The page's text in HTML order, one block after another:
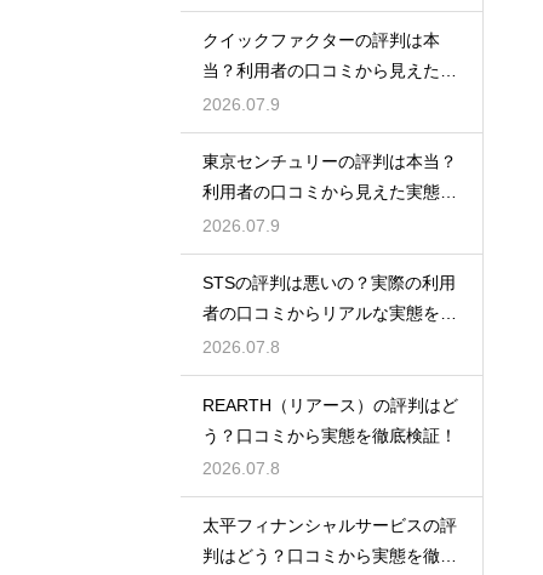
クイックファクターの評判は本
当？利用者の口コミから見えた実
態検証
2026.07.9
東京センチュリーの評判は本当？
利用者の口コミから見えた実態を
検証
2026.07.9
STSの評判は悪いの？実際の利用
者の口コミからリアルな実態を徹
底検証
2026.07.8
REARTH（リアース）の評判はど
う？口コミから実態を徹底検証！
2026.07.8
太平フィナンシャルサービスの評
判はどう？口コミから実態を徹底